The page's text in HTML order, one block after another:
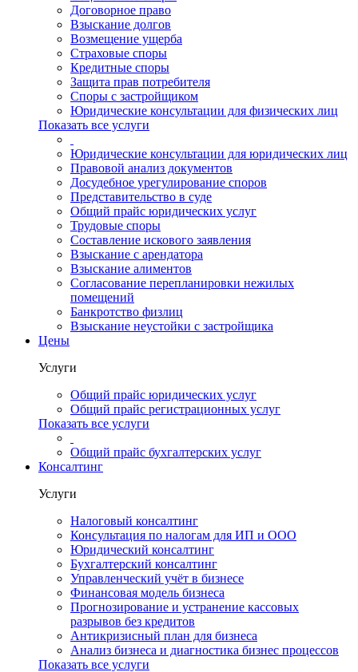
Договорное право
Взыскание долгов
Возмещение ущерба
Страховые споры
Кредитные споры
Защита прав потребителя
Споры с застройщиком
Юридические консультации для физических лиц
Показать все услуги
Юридические консультации для юридических лиц
Правовой анализ документов
Досудебное урегулирование споров
Представительство в суде
Общий прайс юридических услуг
Трудовые споры
Составление искового заявления
Взыскание с арендатора
Взыскание алиментов
Cогласование перепланировки нежилых
помещений
Банкротство физлиц
Взыскание неустойки с застройщика
Цены
Услуги
Общий прайс юридических услуг
Общий прайс регистрационных услуг
Показать все услуги
Общий прайс бухгалтерских услуг
Консалтинг
Услуги
Налоговый консалтинг
Консультация по налогам для ИП и ООО
Юридический консалтинг
Бухгалтерский консалтинг
Управленческий учёт в бизнесе
Финансовая модель бизнеса
Прогнозирование и устранение кассовых
разрывов без кредитов
Антикризисный план для бизнеса
Анализ бизнеса и диагностика бизнес процессов
Показать все услуги